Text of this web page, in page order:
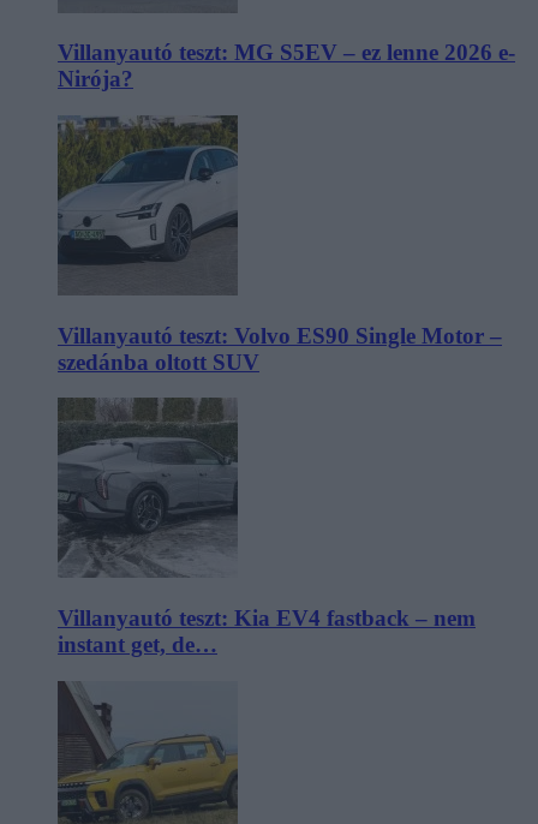
Villanyautó teszt: MG S5EV – ez lenne 2026 e-
Nirója?
Villanyautó teszt: Volvo ES90 Single Motor –
szedánba oltott SUV
Villanyautó teszt: Kia EV4 fastback – nem
instant get, de…